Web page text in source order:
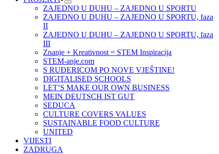
ZAJEDNO U DUHU – ZAJEDNO U SPORTU
ZAJEDNO U DUHU – ZAJEDNO U SPORTU, faza
II
ZAJEDNO U DUHU – ZAJEDNO U SPORTU, faza
III
Znanje + Kreativnost = STEM Inspiracija
STEM-anje.com
S RUĐERICOM PO NOVE VJEŠTINE!
DIGITALISED SCHOOLS
LET’S MAKE OUR OWN BUSINESS
MEIN DEUTSCH IST GUT
SEDUCA
CULTURE COVERS VALUES
SUSTAINABLE FOOD CULTURE
UNITED
VIJESTI
ZADRUGA